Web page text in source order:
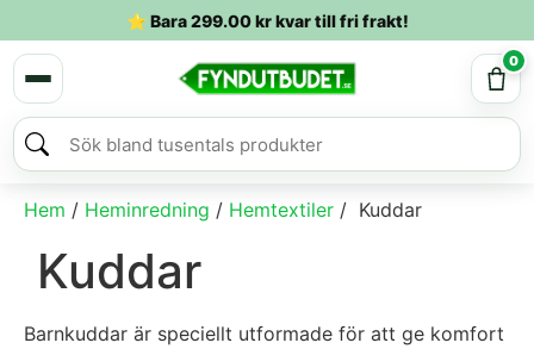
⭐ Bara299.00krkvar till fri frakt!
0
Hem / Heminredning / Hemtextiler / Kuddar
Kuddar
Barnkuddar är speciellt utformade för att ge komfort